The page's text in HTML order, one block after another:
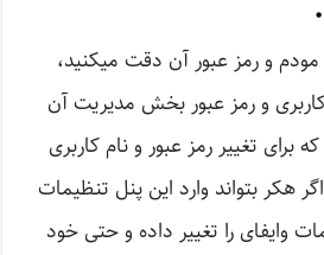
و رمز عبور آن دقت میکنید،
کاربری و رمز عبور بخش مدیریت آن
برای تغییر رمز عبور و نام کاربری
هکر بتواند وارد این پنل تنظیمات
وایفای را تغییر داده و حتی خود